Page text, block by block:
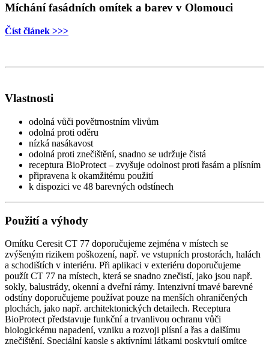
Míchání fasádních omítek a barev v Olomouci
Číst článek >>>
Vlastnosti
odolná vůči povětrnostním vlivům
odolná proti oděru
nízká nasákavost
odolná proti znečištění, snadno se udržuje čistá
receptura BioProtect – zvyšuje odolnost proti řasám a plísním
připravena k okamžitému použití
k dispozici ve 48 barevných odstínech
Použití a výhody
Omítku Ceresit CT 77 doporučujeme zejména v místech se
zvýšeným rizikem poškození, např. ve vstupních prostorách, halách
a schodištích v interiéru. Při aplikaci v exteriéru doporučujeme
použít CT 77 na místech, která se snadno znečistí, jako jsou např.
sokly, balustrády, okenní a dveřní rámy. Intenzivní tmavé barevné
odstíny doporučujeme používat pouze na menších ohraničených
plochách, jako např. architektonických detailech. Receptura
BioProtect představuje funkční a trvanlivou ochranu vůči
biologickému napadení, vzniku a rozvoji plísní a řas a dalšímu
znečištění. Speciální kapsle s aktívními látkami poskytují omítce